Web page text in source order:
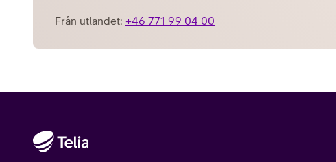
Från utlandet: +46 771 99 04 00